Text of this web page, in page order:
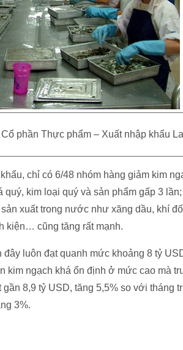
phần Thực phẩm – Xuất nhập khẩu
chỉ có 6/48 nhóm hàng giảm kim
kim loại quý và sản phẩm gấp 3
xuất trong nước như xăng dầu, khí
kiện… cũng tăng rất mạnh.
luôn đạt quanh mức khoảng 8 tỷ
kim ngạch khá ổn định ở mức cao mà
8,9 tỷ USD, tăng 5,5% so với tháng
3%.